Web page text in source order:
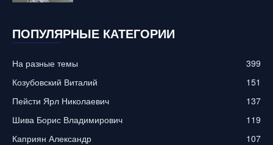
ПОПУЛЯРНЫЕ КАТЕГОРИИ
На разные темы
399
Козубовский Виталий
151
Пейсти Ярл Николаевич
137
Шива Борис Владимирович
119
Каприян Александр
107